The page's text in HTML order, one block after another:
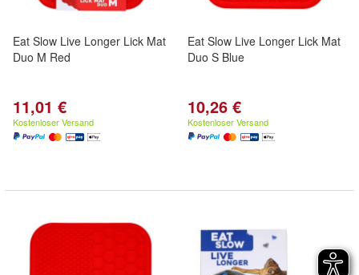
Eat Slow Live Longer Lick Mat
Duo M Red
11,01 €
Kostenloser Versand
Eat Slow Live Longer Lick Mat
Duo S Blue
10,26 €
Kostenloser Versand